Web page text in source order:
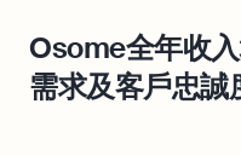
自僱
散、兼
Osome全年收
需求及客戶忠誠